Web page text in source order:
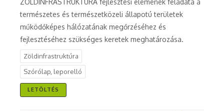
ZÖLDINFRASTRUKTÚRA fejlesztési elemének feladata a
természetes és természetközeli állapotú területek
működőképes hálózatának megőrzéséhez és
fejlesztéséhez szükséges keretek meghatározása.
Zöldinfrastruktúra
Szórólap, leporelló
LETÖLTÉS